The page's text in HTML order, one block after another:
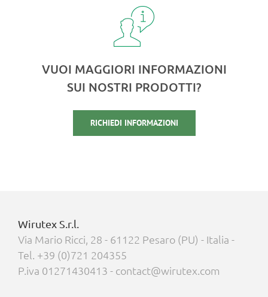
VUOI MAGGIORI INFORMAZIONI
SUI NOSTRI PRODOTTI?
RICHIEDI INFORMAZIONI
Wirutex S.r.l.
Via Mario Ricci, 28 - 61122 Pesaro (PU) - Italia -
Tel. +39 (0)721 204355
P.iva 01271430413 - contact@wirutex.com